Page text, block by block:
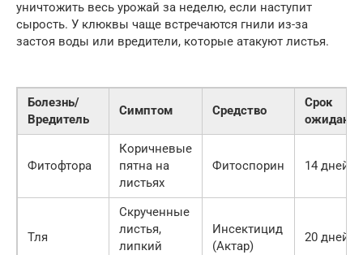
уничтожить весь урожай за неделю, если наступит
сырость. У клюквы чаще встречаются гнили из-за
застоя воды или вредители, которые атакуют листья.
Болезнь/
Вредитель
Симптом Средство
Срок
ожидания
Фитофтора
Коричневые
пятна на
листьях
Фитоспорин 14 дней
Тля
Скрученные
листья,
липкий
Инсектицид
(Актар)
20 дней